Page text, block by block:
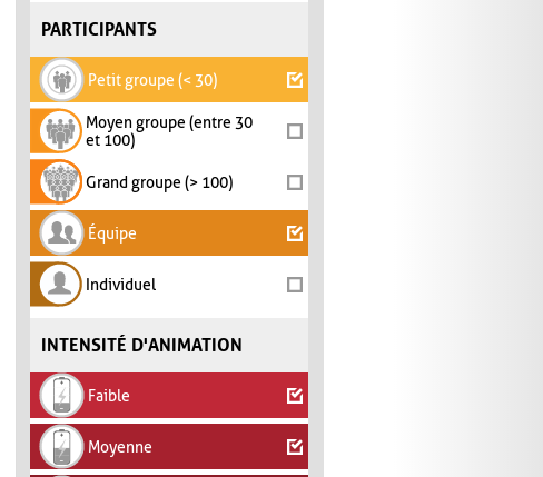
PARTICIPANTS
Petit groupe (< 30)
Moyen groupe (entre 30
et 100)
Grand groupe (> 100)
Équipe
Individuel
INTENSITÉ D'ANIMATION
Faible
Moyenne